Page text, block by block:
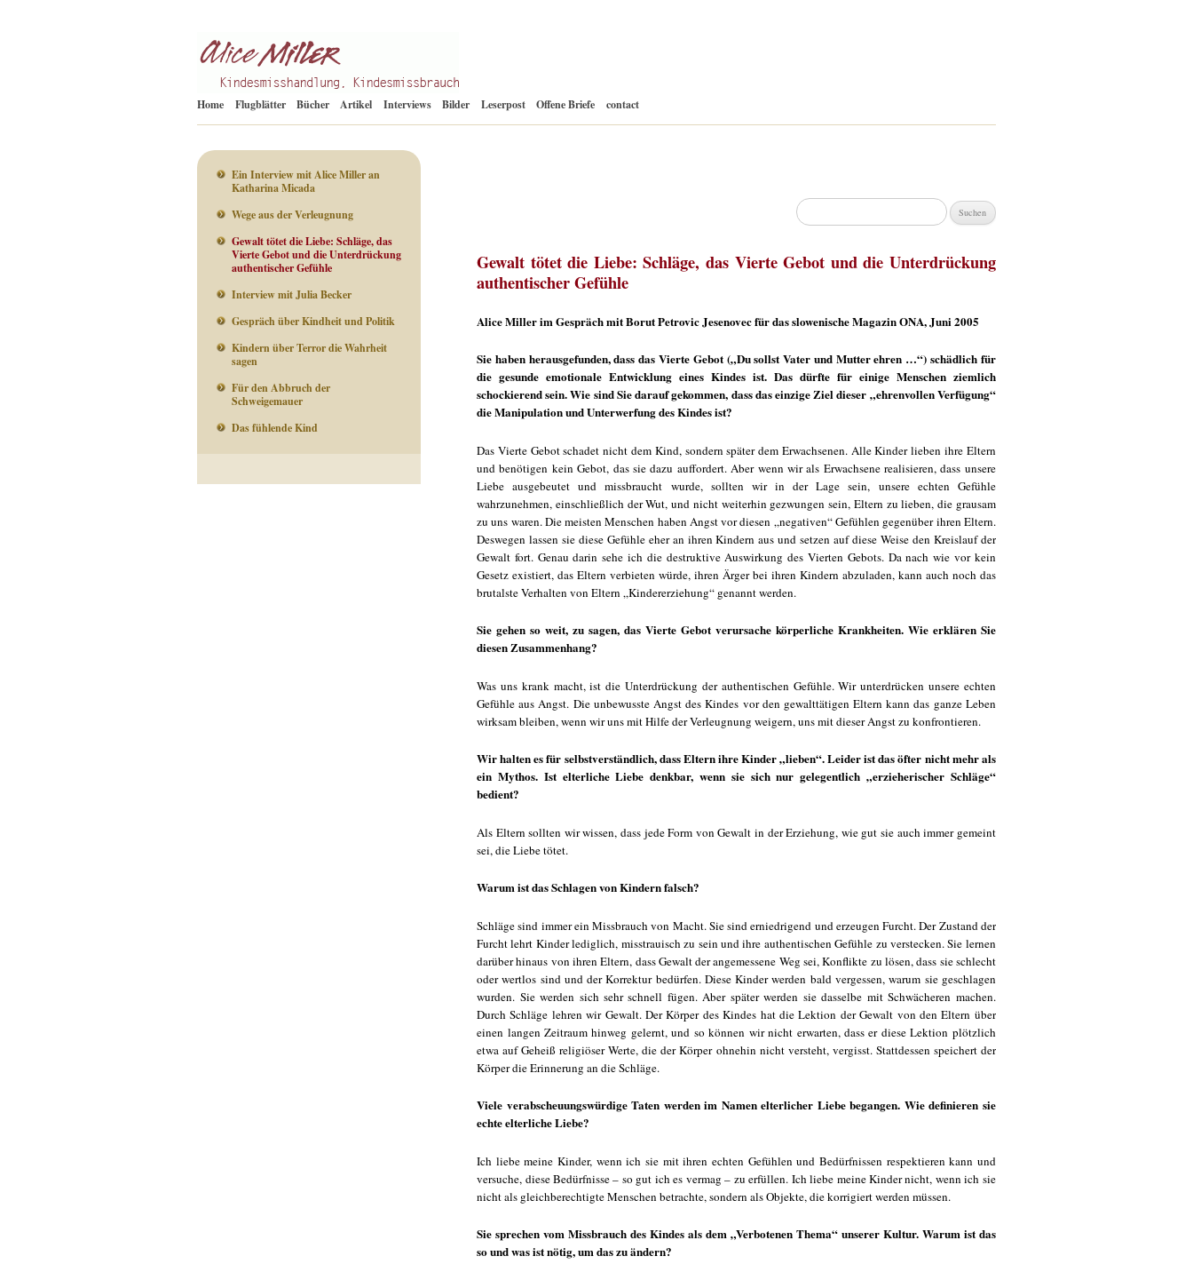
Alice Miller de
Zum
Inhalt
springen
Home Flugblätter Bücher Artikel Interviews Bilder Leserpost Offene Briefe contact
Suchen
nach:
Gewalt tötet die Liebe: Schläge, das Vierte Gebot und die Unterdrückung
authentischer Gefühle
Alice Miller im Gespräch mit Borut Petrovic Jesenovec für das slowenische Magazin ONA, Juni 2005
Sie haben herausgefunden, dass das Vierte Gebot („Du sollst Vater und Mutter ehren …“) schädlich für
die gesunde emotionale Entwicklung eines Kindes ist. Das dürfte für einige Menschen ziemlich
schockierend sein. Wie sind Sie darauf gekommen, dass das einzige Ziel dieser „ehrenvollen Verfügung“
die Manipulation und Unterwerfung des Kindes ist?
Das Vierte Gebot schadet nicht dem Kind, sondern später dem Erwachsenen. Alle Kinder lieben ihre Eltern
und benötigen kein Gebot, das sie dazu auffordert. Aber wenn wir als Erwachsene realisieren, dass unsere
Liebe ausgebeutet und missbraucht wurde, sollten wir in der Lage sein, unsere echten Gefühle
wahrzunehmen, einschließlich der Wut, und nicht weiterhin gezwungen sein, Eltern zu lieben, die grausam
zu uns waren. Die meisten Menschen haben Angst vor diesen „negativen“ Gefühlen gegenüber ihren Eltern.
Deswegen lassen sie diese Gefühle eher an ihren Kindern aus und setzen auf diese Weise den Kreislauf der
Gewalt fort. Genau darin sehe ich die destruktive Auswirkung des Vierten Gebots. Da nach wie vor kein
Gesetz existiert, das Eltern verbieten würde, ihren Ärger bei ihren Kindern abzuladen, kann auch noch das
brutalste Verhalten von Eltern „Kindererziehung“ genannt werden.
Sie gehen so weit, zu sagen, das Vierte Gebot verursache körperliche Krankheiten. Wie erklären Sie
diesen Zusammenhang?
Was uns krank macht, ist die Unterdrückung der authentischen Gefühle. Wir unterdrücken unsere echten
Gefühle aus Angst. Die unbewusste Angst des Kindes vor den gewalttätigen Eltern kann das ganze Leben
wirksam bleiben, wenn wir uns mit Hilfe der Verleugnung weigern, uns mit dieser Angst zu konfrontieren.
Wir halten es für selbstverständlich, dass Eltern ihre Kinder „lieben“. Leider ist das öfter nicht mehr als
ein Mythos. Ist elterliche Liebe denkbar, wenn sie sich nur gelegentlich „erzieherischer Schläge“
bedient?
Als Eltern sollten wir wissen, dass jede Form von Gewalt in der Erziehung, wie gut sie auch immer gemeint
sei, die Liebe tötet.
Warum ist das Schlagen von Kindern falsch?
Schläge sind immer ein Missbrauch von Macht. Sie sind erniedrigend und erzeugen Furcht. Der Zustand der
Furcht lehrt Kinder lediglich, misstrauisch zu sein und ihre authentischen Gefühle zu verstecken. Sie lernen
darüber hinaus von ihren Eltern, dass Gewalt der angemessene Weg sei, Konflikte zu lösen, dass sie schlecht
oder wertlos sind und der Korrektur bedürfen. Diese Kinder werden bald vergessen, warum sie geschlagen
wurden. Sie werden sich sehr schnell fügen. Aber später werden sie dasselbe mit Schwächeren machen.
Durch Schläge lehren wir Gewalt. Der Körper des Kindes hat die Lektion der Gewalt von den Eltern über
einen langen Zeitraum hinweg gelernt, und so können wir nicht erwarten, dass er diese Lektion plötzlich
etwa auf Geheiß religiöser Werte, die der Körper ohnehin nicht versteht, vergisst. Stattdessen speichert der
Körper die Erinnerung an die Schläge.
Viele verabscheuungswürdige Taten werden im Namen elterlicher Liebe begangen. Wie definieren sie
echte elterliche Liebe?
Ich liebe meine Kinder, wenn ich sie mit ihren echten Gefühlen und Bedürfnissen respektieren kann und
versuche, diese Bedürfnisse – so gut ich es vermag – zu erfüllen. Ich liebe meine Kinder nicht, wenn ich sie
nicht als gleichberechtigte Menschen betrachte, sondern als Objekte, die korrigiert werden müssen.
Sie sprechen vom Missbrauch des Kindes als dem „Verbotenen Thema“ unserer Kultur. Warum ist das
so und was ist nötig, um das zu ändern?
Ein Interview mit Alice Miller an
Katharina Micada
Wege aus der Verleugnung
Gewalt tötet die Liebe: Schläge, das
Vierte Gebot und die Unterdrückung
authentischer Gefühle
Interview mit Julia Becker
Gespräch über Kindheit und Politik
Kindern über Terror die Wahrheit
sagen
Für den Abbruch der
Schweigemauer
Das fühlende Kind